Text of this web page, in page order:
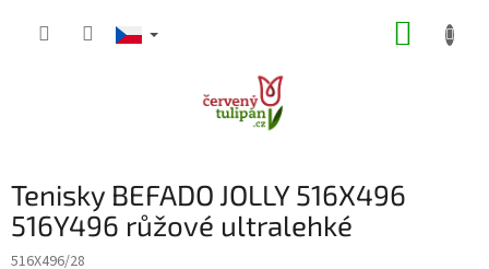
Tenisky BEFADO JOLLY 516X496
516Y496 růžové ultralehké
516X496/28